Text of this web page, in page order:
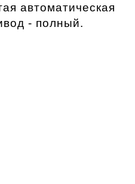
автоматическая
- полный.